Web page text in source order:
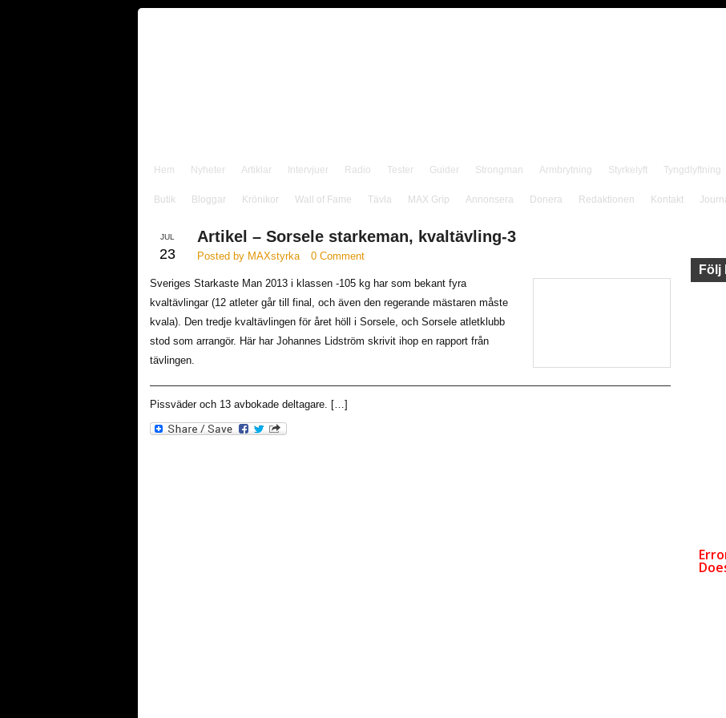
Hem Nyheter Artiklar Intervjuer Radio Tester Guider Strongman Armbrytning Styrkelyft Tyngdlyftning
Butik Bloggar Krönikor Wall of Fame Tävla MAX Grip Annonsera Donera Redaktionen Kontakt
JUL
23
Artikel – Sorsele starkeman, kvaltävling-3
Posted by MAXstyrka 0 Comment
Sveriges Starkaste Man 2013 i klassen -105 kg har som bekant fyra
kvaltävlingar (12 atleter går till final, och även den regerande mästaren måste
kvala). Den tredje kvaltävlingen för året höll i Sorsele, och Sorsele atletklubb
stod som arrangör. Här har Johannes Lidström skrivit ihop en rapport från
tävlingen.
——————————————————————————————————————————————————
Pissväder och 13 avbokade deltagare. […]
Följ